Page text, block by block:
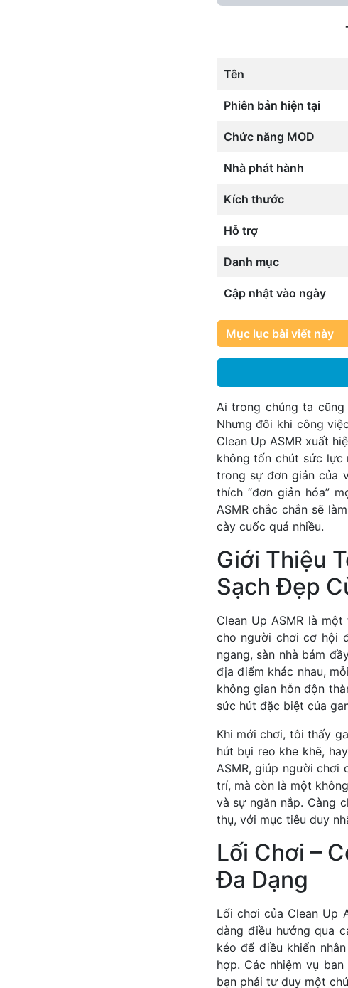
Tên
Phiên bản hiện tại
Chức năng MOD
Nhà phát hành
Kích thước
Hỗ trợ
Danh mục
Cập nhật vào ngày
Mục lục bài viết này
Ai trong chúng ta
Nhưng đôi khi công
Clean Up ASMR xuất
không tốn chút sức
trong sự đơn giản của
thích “đơn giản hóa”
ASMR chắc chắn sẽ
cày cuốc quá nhiều.
Giới Thiệu
Sạch Đẹp
Clean Up ASMR là
cho người chơi cơ hội
ngang, sàn nhà bám
địa điểm khác nhau,
không gian hỗn độn
sức hút đặc biệt của
Khi mới chơi, tôi thấy
hút bụi reo khe khẽ,
ASMR, giúp người
trí, mà còn là một
và sự ngăn nắp. Càng
thụ, với mục tiêu duy
Lối Chơi –
Đa Dạng
Lối chơi của Clean Up
dàng điều hướng qua
kéo để điều khiển
hợp. Các nhiệm vụ
bạn phải tư duy một